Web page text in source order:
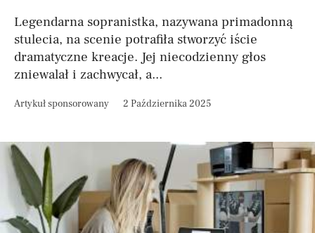
Legendarna sopranistka, nazywana primadonną
stulecia, na scenie potrafiła stworzyć iście
dramatyczne kreacje. Jej niecodzienny głos
zniewalał i zachwycał, a...
Artykuł sponsorowany 2 Października 2025